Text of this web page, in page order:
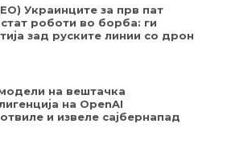
Украинците за прв пат
роботи во борба: ги
зад руските линии со дрон
на вештачка
на OpenAI
и извеле сајбернапад